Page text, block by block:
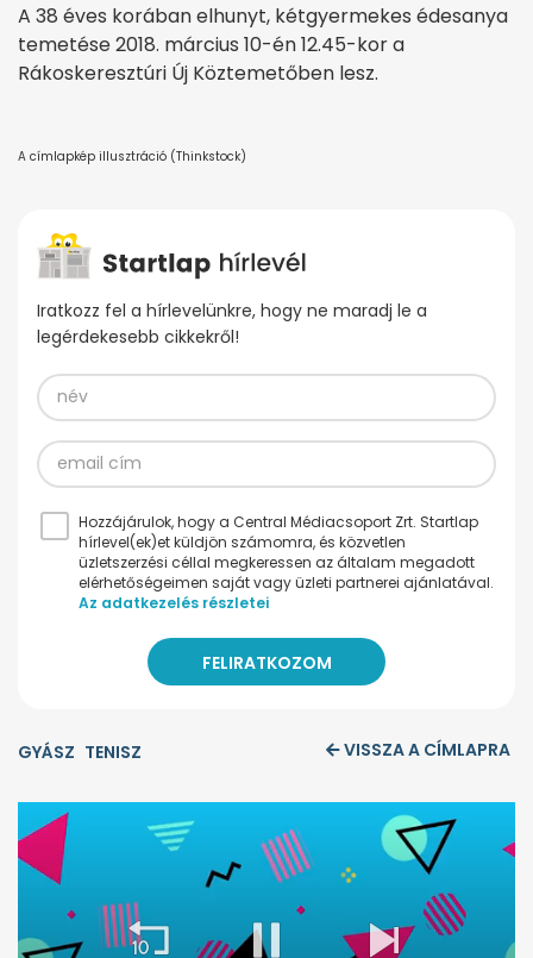
A 38 éves korában elhunyt, kétgyermekes édesanya
temetése 2018. március 10-én 12.45-kor a
Rákoskeresztúri Új Köztemetőben lesz.
A címlapkép illusztráció (Thinkstock)
Iratkozz fel a hírlevelünkre, hogy ne maradj le a
legérdekesebb cikkekről!
Hozzájárulok, hogy a Central Médiacsoport Zrt. Startlap
hírlevel(ek)et küldjön számomra, és közvetlen
üzletszerzési céllal megkeressen az általam megadott
elérhetőségeimen saját vagy üzleti partnerei ajánlatával.
Az adatkezelés részletei
GYÁSZ TENISZ VISSZA A CÍMLAPRA